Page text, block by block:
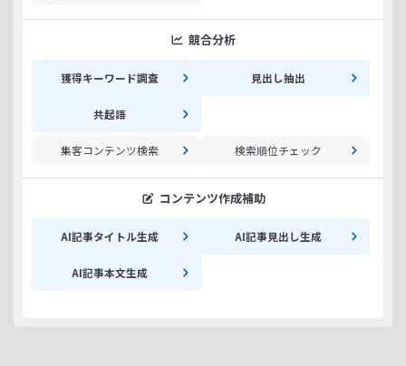
競合分析
獲得キーワード調査 見出し抽出
共起語
集客コンテンツ検索 検索順位チェック
コンテンツ作成補助
AI記事タイトル生成 AI記事見出し生成
AI記事本文生成